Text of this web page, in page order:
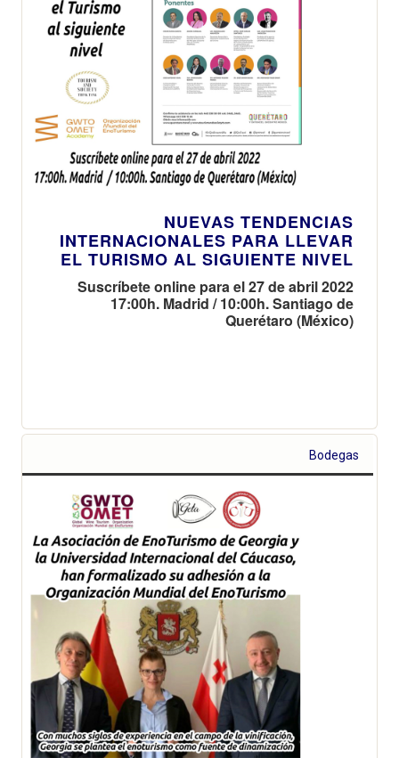
NUEVAS TENDENCIAS
INTERNACIONALES PARA LLEVAR
EL TURISMO AL SIGUIENTE NIVEL
Suscríbete online para el 27 de abril 2022
17:00h. Madrid / 10:00h. Santiago de
Querétaro (México)
Bodegas